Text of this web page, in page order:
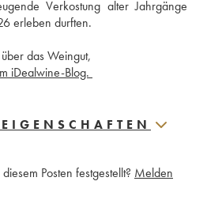
Verkostung alter Jahrgänge
erleben durften.
das Weingut,
iDealwine-Blog.
Posten festgestellt? Melden